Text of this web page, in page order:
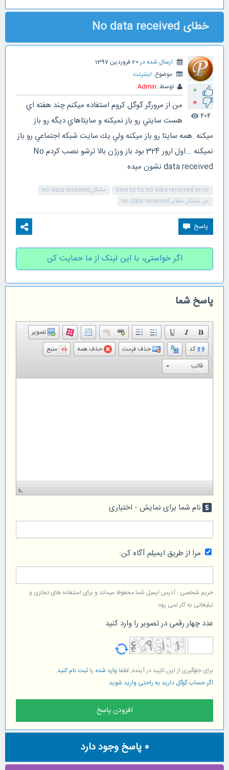
خطای No data received
0
0
404
visibility
ارسال شده در 20 فروردین 1397
موضوع: اینترنت
توسط: Admin
من از مرورگر گوگل كروم استفاده ميكنم چند هفته اي
هست سايتي رو باز نميكنه و سايتاهاي ديگه رو باز
ميكنه .همه سايتا رو باز ميكنه ولي يك سايت شبكه اجتماعي رو باز
نميكنه ...اول ارور 324 بود باز ورژن بالا ترشو نصب كردم No
data received نشون ميده
how to fix no data received error
مشکل no data received
حل مشکل خطای no data received
اگر خواستی، با این لینک از ما حمایت کن
پاسخ شما
تصویر
کد
حذف فرمت حذف همه
منبع
قالب
looks_5نام شما برای نمایش - اختیاری
مرا از طریق ایمیلم آگاه کن:
حریم شخصی : آدرس ایمیل شما محفوظ میماند و برای استفاده های تجاری و
تبلیغاتی به کار نمی رود
عدد چهار رقمی در تصویر را وارد کنید
برای جلوگیری از این تایید در آینده, لطفا وارد شده یاثبت نام کنید.
اگر حساب گوگل دارید به راحتی وارید شوید
0 پاسخ وجود دارد